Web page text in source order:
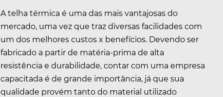
A telha térmica é uma das mais vantajosas do
mercado, uma vez que traz diversas facilidades com
um dos melhores custos x benefícios. Devendo ser
fabricado a partir de matéria-prima de alta
resistência e durabilidade, contar com uma empresa
capacitada é de grande importância, já que sua
qualidade provém tanto do material utilizado